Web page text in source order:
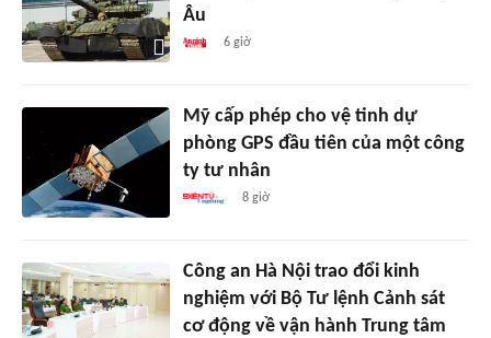
Âu
6 giờ
Mỹ cấp phép cho vệ tinh dự
phòng GPS đầu tiên của một công
ty tư nhân
8 giờ
Công an Hà Nội trao đổi kinh
nghiệm với Bộ Tư lệnh Cảnh sát
cơ động về vận hành Trung tâm